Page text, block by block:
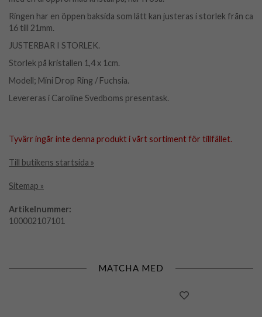
Ringen har en öppen baksida som lätt kan justeras i storlek från ca
16 till 21mm.
JUSTERBAR I STORLEK.
Storlek på kristallen 1,4 x 1cm.
Modell; Mini Drop Ring / Fuchsia.
Levereras i Caroline Svedboms presentask.
Tyvärr ingår inte denna produkt i vårt sortiment för tillfället.
Till butikens startsida »
Sitemap »
Artikelnummer:
100002107101
MATCHA MED